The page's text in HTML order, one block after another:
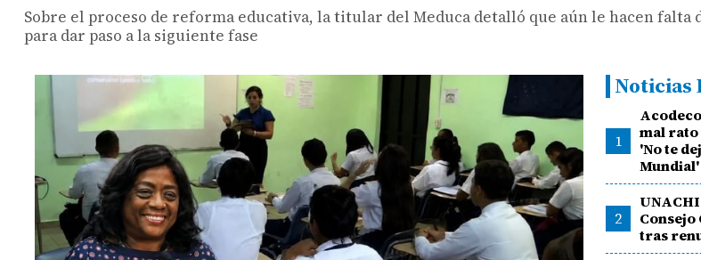
Sobre el proceso de reforma educativa, la titular del Meduca detalló que aún le hacen falta
para dar paso a la siguiente fase
Noticias
1
mal rato
'No te
Mundial'
2
tras